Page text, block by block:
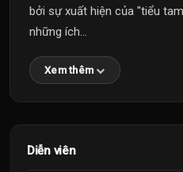
bởi sự xuất hiện của "tiểu
những ích...
Xem thêm
Diễn viên